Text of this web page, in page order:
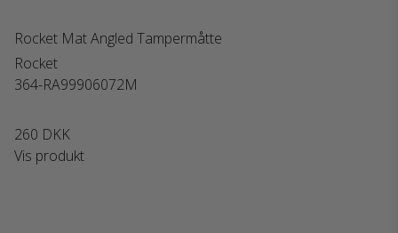
Rocket Mat Angled Tampermåtte
Rocket
364-RA99906072M
260 DKK
Vis produkt